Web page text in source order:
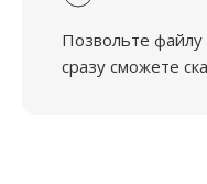
Позвольте файлу
сразу сможете